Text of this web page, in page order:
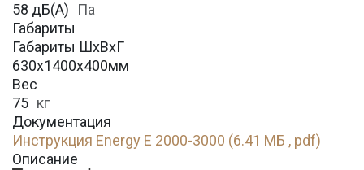
58 дБ(А)
Па
Габариты
Габариты ШхВхГ
630х1400х400мм
Вес
75 кг
Документация
Инструкция Energy E 2000-3000 (6.41 МБ , pdf)
Описание